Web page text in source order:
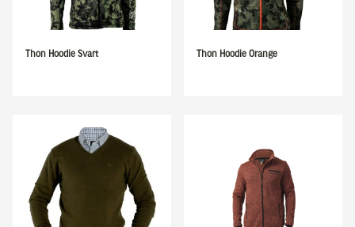
Thon Hoodie Svart Thon Hoodie Orange